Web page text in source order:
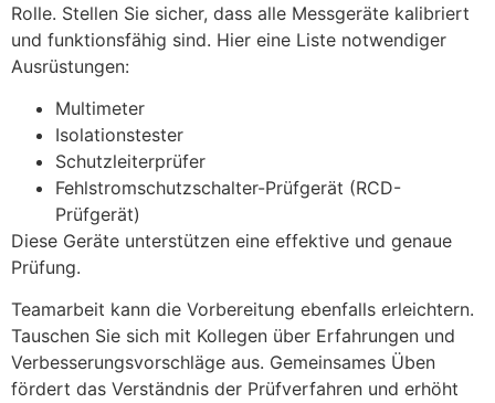
Rolle. Stellen Sie sicher, dass alle Messgeräte kalibriert
und funktionsfähig sind. Hier eine Liste notwendiger
Ausrüstungen:
Multimeter
Isolationstester
Schutzleiterprüfer
Fehlstromschutzschalter-Prüfgerät (RCD-
Prüfgerät)
Diese Geräte unterstützen eine effektive und genaue
Prüfung.
Teamarbeit kann die Vorbereitung ebenfalls erleichtern.
Tauschen Sie sich mit Kollegen über Erfahrungen und
Verbesserungsvorschläge aus. Gemeinsames Üben
fördert das Verständnis der Prüfverfahren und erhöht